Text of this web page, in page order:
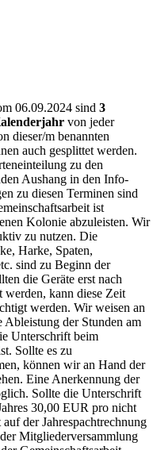
06.09.2024 sind 3
von jeder
dieser/m benannten
auch gesplittet werden.
zu den
Aushang in den Info-
zu diesen Terminen sind
ist
Kolonie abzuleisten. Wir
zu nutzen. Die
Harke, Spaten,
sind zu Beginn der
die Geräte erst nach
werden, kann diese Zeit
werden. Wir weisen an
Ableistung der Stunden am
Unterschrift beim
Sollte es zu
können wir an Hand der
Eine Anerkennung der
Sollte die Unterschrift
30,00 EUR pro nicht
der Jahrespachtrechnung
Mitgliederversammlung